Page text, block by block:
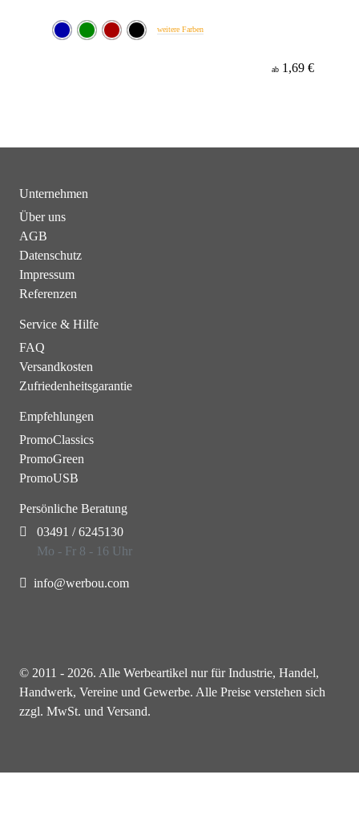
weitere Farben
ab 1,69 €
Unternehmen
Über uns
AGB
Datenschutz
Impressum
Referenzen
Service & Hilfe
FAQ
Versandkosten
Zufriedenheitsgarantie
Empfehlungen
PromoClassics
PromoGreen
PromoUSB
Persönliche Beratung
03491 / 6245130
Mo - Fr 8 - 16 Uhr
info@werbou.com
© 2011 - 2026. Alle Werbeartikel nur für Industrie, Handel,
Handwerk, Vereine und Gewerbe. Alle Preise verstehen sich
zzgl. MwSt. und Versand.